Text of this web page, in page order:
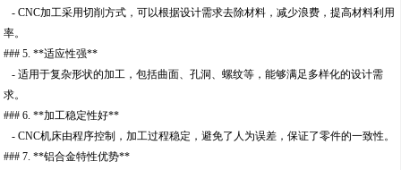
- CNC加工采用切削方式，可以根据设计需求去除材料，减少浪费，提高材料利用
率。
### 5. **适应性强**
- 适用于复杂形状的加工，包括曲面、孔洞、螺纹等，能够满足多样化的设计需
求。
### 6. **加工稳定性好**
- CNC机床由程序控制，加工过程稳定，避免了人为误差，保证了零件的一致性。
### 7. **铝合金特性优势**